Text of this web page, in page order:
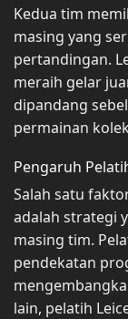
Kedua tim
masing yang
pertandingan.
meraih gelar
dipandang
permainan
Pengaruh
Salah satu
adalah strategi
masing tim.
pendekatan
lain, pelatih